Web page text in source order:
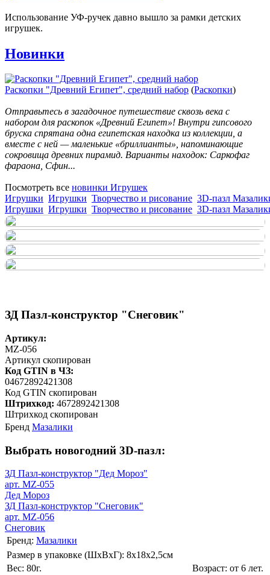
Использование УФ-ручек давно вышло за рамки детских
игрушек.
Новинки
Раскопки "Древний Египет", средний набор (Раскопки)
Отправьтесь в загадочное путешествие сквозь века с
набором для раскопок «Древний Египет»! Внутри гипсового
бруска спрятана одна египетская находка из коллекции, а
вместе с ней — маленькие «бриллианты», напоминающие
сокровища древних пирамид. Варианты находок: Саркофаг
фараона, Сфин...
Посмотреть все новинки Игрушек
Игрушки Игрушки Творчество и рисование 3D-пазл
Игрушки Игрушки Творчество и рисование 3D-пазл
ЗД Пазл-конструктор "Снеговик"
Артикул:
MZ-056
Артикул скопирован
Код GTIN в ЧЗ:
04672892421308
Код GTIN скопирован
Штрихкод: 4672892421308
Штрихкод скопирован
Бренд Мазалики
Выбрать новогодний 3D-пазл:
ЗД Пазл-конструктор "Дед Мороз"
арт. MZ-055
Дед Мороз
ЗД Пазл-конструктор "Снеговик"
арт. MZ-056
Снеговик
Бренд: Мазалики
Размер в упаковке (ШхВxГ): 8х18х2,5cм
Вес: 80г.
Возраст: от 6 лет.